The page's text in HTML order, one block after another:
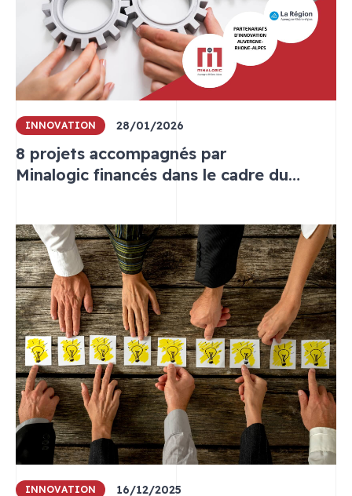
INNOVATION 28/01/2026
8 projets accompagnés par
Minalogic financés dans le cadre du
2025
INNOVATION 16/12/2025